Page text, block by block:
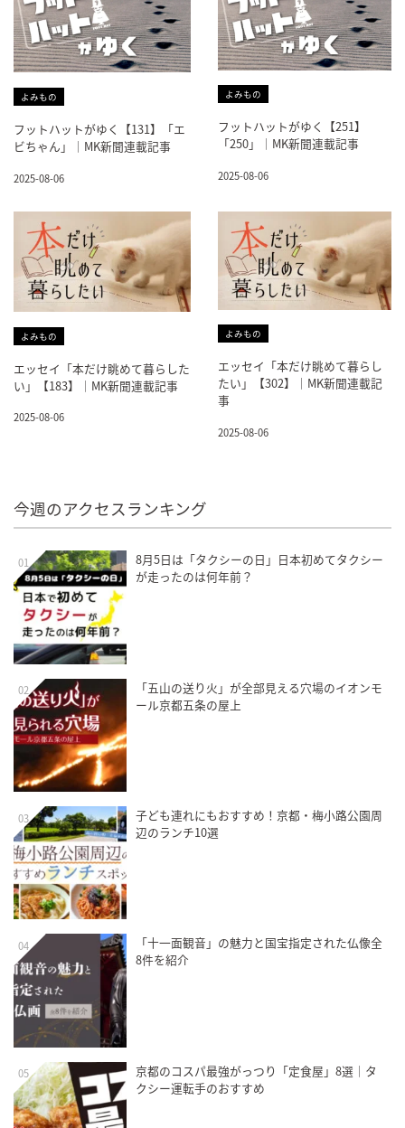
よみもの
フットハットがゆく【131】「エ
ビちゃん」｜MK新聞連載記事
2025-08-06
よみもの
フットハットがゆく【251】
「250」｜MK新聞連載記事
2025-08-06
よみもの
エッセイ「本だけ眺めて暮らした
い」【183】｜MK新聞連載記事
2025-08-06
よみもの
エッセイ「本だけ眺めて暮らし
たい」【302】｜MK新聞連載記
事
2025-08-06
今週のアクセスランキング
01
8月5日は「タクシーの日」日本初めてタクシー
が走ったのは何年前？
02
「五山の送り火」が全部見える穴場のイオンモ
ール京都五条の屋上
03
子ども連れにもおすすめ！京都・梅小路公園周
辺のランチ10選
04
「十一面観音」の魅力と国宝指定された仏像全
8件を紹介
05
京都のコスパ最強がっつり「定食屋」8選｜タ
クシー運転手のおすすめ